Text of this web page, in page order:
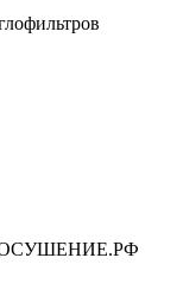
ОСУШЕНИЕ.РФ